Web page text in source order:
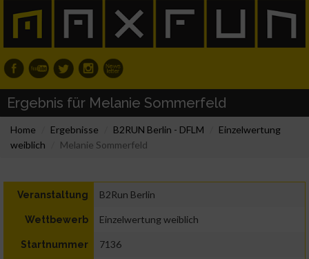
Ergebnis für Melanie Sommerfeld
Home Ergebnisse B2RUN Berlin - DFLM
Einzelwertung
weiblich
Melanie Sommerfeld
Veranstaltung B2Run Berlin
Wettbewerb Einzelwertung weiblich
Startnummer 7136